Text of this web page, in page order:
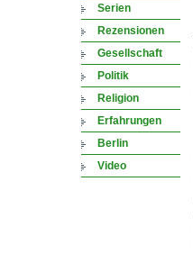
Serien
Rezensionen
Gesellschaft
Politik
Religion
Erfahrungen
Berlin
Video